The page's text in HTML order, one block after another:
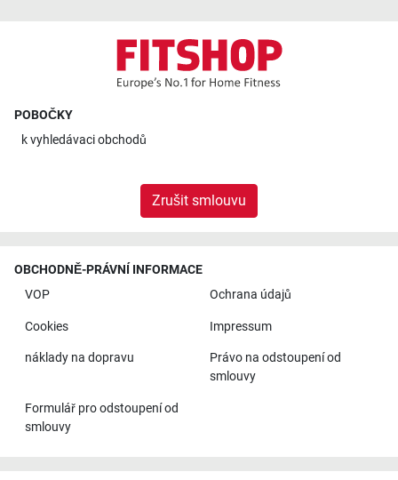
POBOČKY
kvyhledávaci obchodů
Zrušit smlouvu
OBCHODNĚ-PRÁVNÍ INFORMACE
VOP
Ochrana údajů
Cookies Impressum
náklady na dopravu
Právo na odstoupení od
smlouvy
Formulář pro odstoupení od
smlouvy